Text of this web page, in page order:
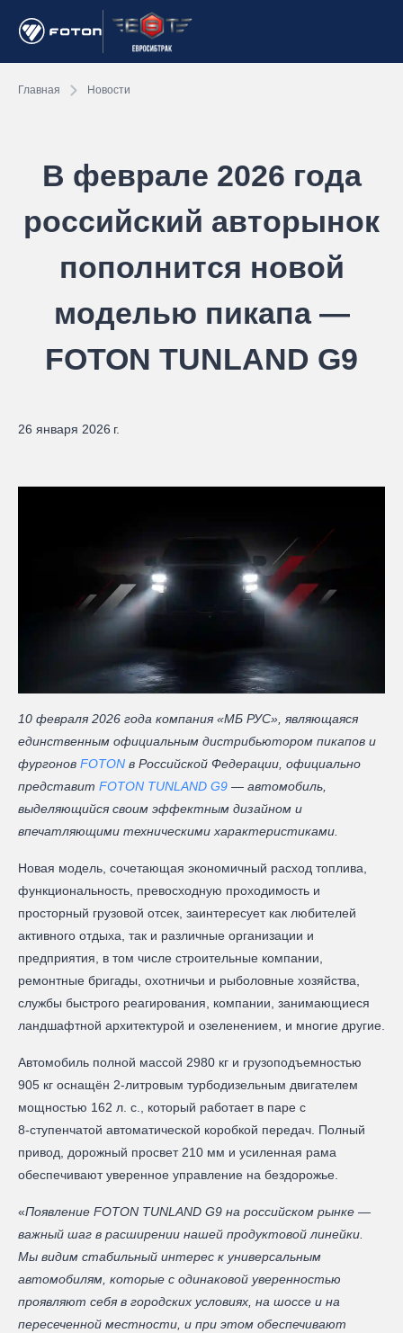
Главная Новости
В феврале 2026 года
российский авторынок
пополнится новой
моделью пикапа —
FOTON TUNLAND G9
26 января 2026 г.
10 февраля 2026 года компания «МБ РУС», являющаяся
единственным официальным дистрибьютором пикапов и
фургонов FOTON в Российской Федерации, официально
представит FOTON TUNLAND G9 — автомобиль,
выделяющийся своим эффектным дизайном и
впечатляющими техническими характеристиками.
Новая модель, сочетающая экономичный расход топлива,
функциональность, превосходную проходимость и
просторный грузовой отсек, заинтересует как любителей
активного отдыха, так и различные организации и
предприятия, в том числе строительные компании,
ремонтные бригады, охотничьи и рыболовные хозяйства,
службы быстрого реагирования, компании, занимающиеся
ландшафтной архитектурой и озеленением, и многие другие.
Автомобиль полной массой 2980 кг и грузоподъемностью
905 кг оснащён 2‑литровым турбодизельным двигателем
мощностью 162 л. с., который работает в паре с
8‑ступенчатой автоматической коробкой передач. Полный
привод, дорожный просвет 210 мм и усиленная рама
обеспечивают уверенное управление на бездорожье.
«Появление FOTON TUNLAND G9 на российском рынке —
важный шаг в расширении нашей продуктовой линейки.
Мы видим стабильный интерес к универсальным
автомобилям, которые с одинаковой уверенностью
проявляют себя в городских условиях, на шоссе и на
пересеченной местности, и при этом обеспечивают